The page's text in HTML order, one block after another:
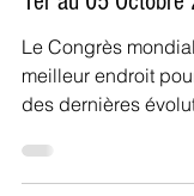
23 sept. 2019 1 min de
Evénement:
1er au 05 Octobre
Le Congrès mondial
meilleur endroit